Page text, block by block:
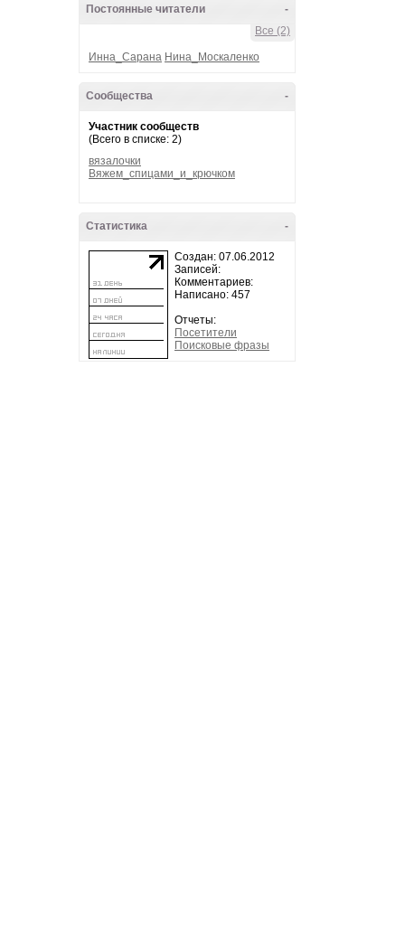
-
Постоянные читатели
Все (2)
Инна_Сарана Нина_Москаленко
-
Сообщества
Участник сообществ
(Всего в списке: 2)
вязалочки
Вяжем_спицами_и_крючком
-
Статистика
Создан: 07.06.2012
Записей:
Комментариев:
Написано: 457
Отчеты:
Посетители
Поисковые фразы